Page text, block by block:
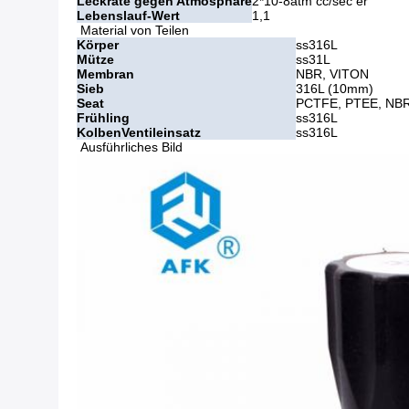
Lebenslauf-Wert
1,1
Material von Teilen
Körper
ss316L
Mütze
ss31L
Membran
NBR, VITON
Sieb
316L (10mm)
Seat
PCTFE, PTEE,
Frühling
ss316L
KolbenVentileinsatz
ss316L
Ausführliches Bild